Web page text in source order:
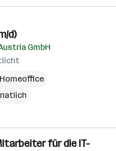
d)
GmbH
Homeoffice
für die IT-